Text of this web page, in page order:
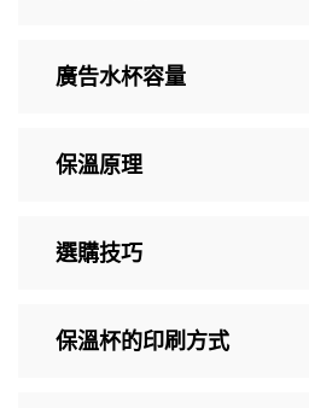
廣告水杯容量
保溫原理
選購技巧
保溫杯的印刷方式